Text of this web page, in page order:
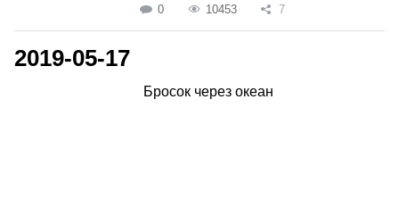
0 10453 7
2019-05-17
Бросок через океан